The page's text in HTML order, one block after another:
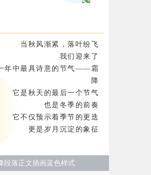
当秋风渐紧，落叶纷飞
我们迎来了
年中最具诗意的节气——霜
降
它是秋天的最后一个节气
也是冬季的前奏
它不仅预示着季节的更迭
更是岁月沉淀的象征
段落正文插画蓝色样式